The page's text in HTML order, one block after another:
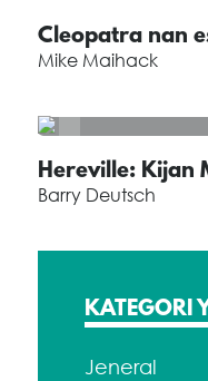
Cleopatra nan
Mike Maihack
Hereville: Kijan
Barry Deutsch
KATEGORI
Jeneral